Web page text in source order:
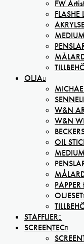
FW
OLJA
W&N
W&N
OIL
OLJESET
STAFFLIER
SCREENTEC